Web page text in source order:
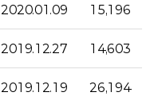
2020.01.09 15,196
2019.12.27 14,603
2019.12.19 26,194